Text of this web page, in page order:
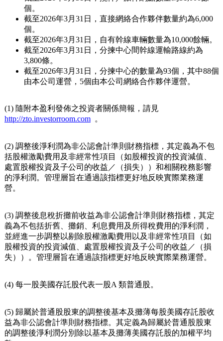
（0.43 美元），較2025年同期的人民幣2.77元及人民幣
2.71元分別增長8.7%及8.9%。
經營活動產生的現金流淨額為人民幣2,789.0百萬元
（404.3百萬美元），而2025年同期為人民幣2,363.0百萬
元。
2026年第一季度經營摘要
包裹量為96.68 億件，較2025年同期的85.39億件增長
截至2026年3月31日，攬件／派件網點數量為31,000餘
個。
截至2026年3月31日，自有幹線車輛數量為10,000餘輛。
截至2026年3月31日，分揀中心間幹線運輸路線約為
3,800條。
截至2026年3月31日，分揀中心的數量為93個，其中88個
(1) 隨附本盈利發佈之投資者關係簡報，請見
http://zto.investorroom.com
。
(2) 調整後淨利潤為非公認會計準則財務指標，其定義為不包
的淨利潤。管理層旨在通過該指標更好地反映實際業務運
(3) 調整後息稅折攤前收益為非公認會計準則財務指標，其定
義為不包括折舊、攤銷、利息費用及所得稅費用的淨利潤，